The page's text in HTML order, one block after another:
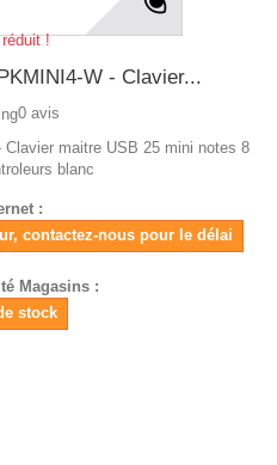
!
W - Clavier...
0 avis
maitre USB 25 mini notes 8
blanc
:
contactez-nous pour le délai
Magasins :
stock